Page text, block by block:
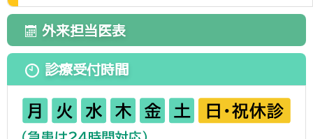
外来担当医表
診療受付時間